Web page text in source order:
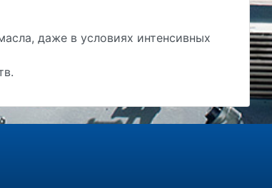
даже в условиях интенсивных